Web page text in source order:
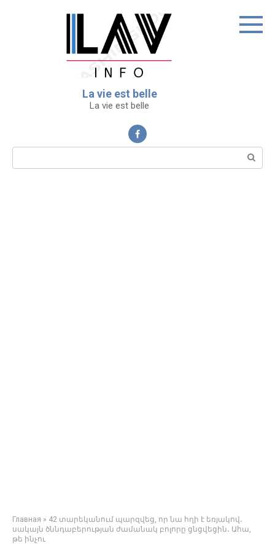
La vie est belle
La vie est belle
Поиск:
Главная » 42 տարեկանում պարզվեց, որ նա հղի է եռյակով․
սակայն ծննդաբերության ժամանակ բոլորը ցնցվեցին․ Ահա,
թե ինչու